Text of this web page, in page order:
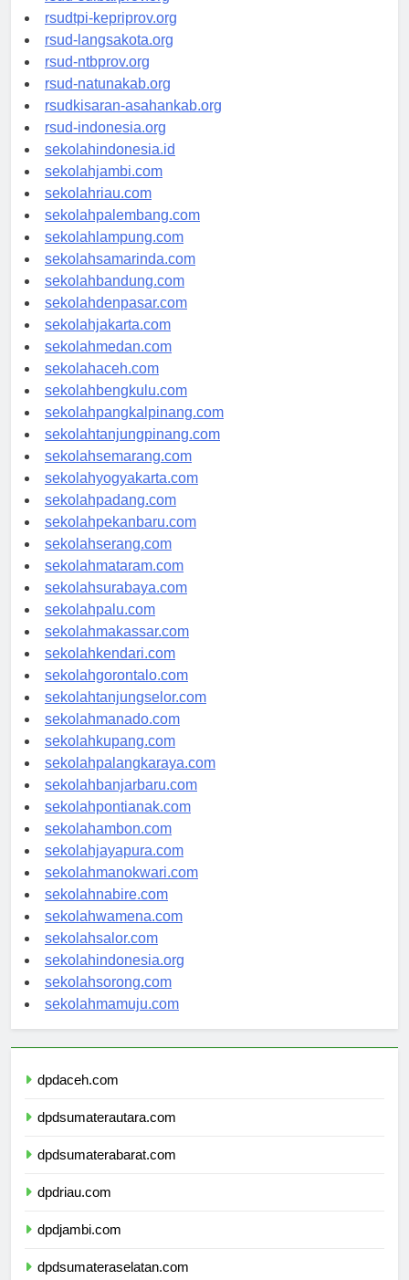
rsud-sulbarprov.org
rsudtpi-kepriprov.org
rsud-langsakota.org
rsud-ntbprov.org
rsud-natunakab.org
rsudkisaran-asahankab.org
rsud-indonesia.org
sekolahindonesia.id
sekolahjambi.com
sekolahriau.com
sekolahpalembang.com
sekolahlampung.com
sekolahsamarinda.com
sekolahbandung.com
sekolahdenpasar.com
sekolahjakarta.com
sekolahmedan.com
sekolahaceh.com
sekolahbengkulu.com
sekolahpangkalpinang.com
sekolahtanjungpinang.com
sekolahsemarang.com
sekolahyogyakarta.com
sekolahpadang.com
sekolahpekanbaru.com
sekolahserang.com
sekolahmataram.com
sekolahsurabaya.com
sekolahpalu.com
sekolahmakassar.com
sekolahkendari.com
sekolahgorontalo.com
sekolahtanjungselor.com
sekolahmanado.com
sekolahkupang.com
sekolahpalangkaraya.com
sekolahbanjarbaru.com
sekolahpontianak.com
sekolahambon.com
sekolahjayapura.com
sekolahmanokwari.com
sekolahnabire.com
sekolahwamena.com
sekolahsalor.com
sekolahindonesia.org
sekolahsorong.com